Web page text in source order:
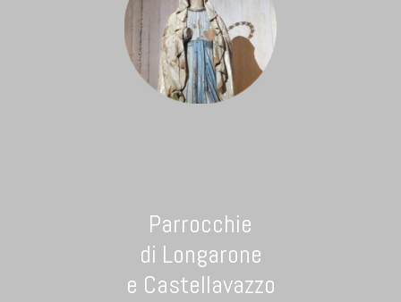
Parrocchie
di Longarone
e Castellavazzo